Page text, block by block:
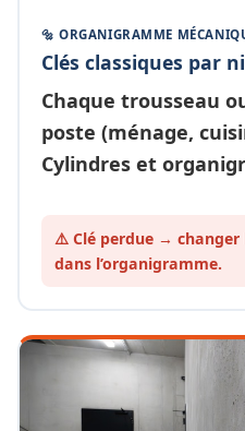
🔩 ORGANIGRAMME
Clés classiques par
Chaque trousseau
poste (ménage,
Cylindres et
⚠️ Clé perdue → changer
dans l’organigramme.